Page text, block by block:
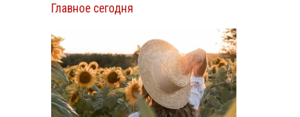
Главное сегодня